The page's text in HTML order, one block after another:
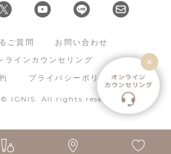
ご質問 お問い合わせ
ラインカウンセリング
プライバシーポリシー
IGNIS. All rights reserved.